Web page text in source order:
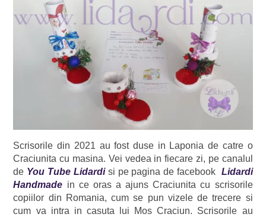
Scrisorile din 2021 au fost duse in Laponia de catre o
Craciunita cu masina. Vei vedea in fiecare zi, pe canalul
de You Tube Lidardi si pe pagina de facebook Lidardi
Handmade in ce oras a ajuns Craciunita cu scrisorile
copiilor din Romania, cum se pun vizele de trecere si
cum va intra in casuta lui Mos Craciun. Scrisorile au